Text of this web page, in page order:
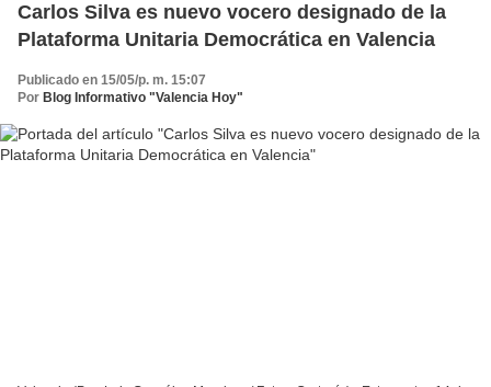
Carlos Silva es nuevo vocero designado de la
Plataforma Unitaria Democrática en Valencia
Publicado en 15/05/p. m. 15:07
Por Blog Informativo "Valencia Hoy"